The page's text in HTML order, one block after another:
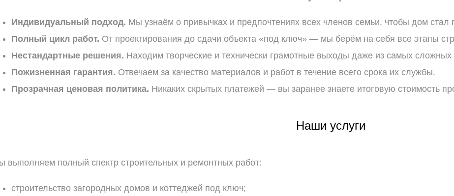
Индивидуальный подход. Мы узнаём о привычках и предпочтениях всех членов семьи, чтобы дом стал
Полный цикл работ. От проектирования до сдачи объекта «под ключ» — мы берём на себя все этапы
Нестандартные решения. Находим творческие и технически грамотные выходы даже из самых сложных
Пожизненная гарантия. Отвечаем за качество материалов и работ в течение всего срока их службы.
Прозрачная ценовая политика. Никаких скрытых платежей — вы заранее знаете итоговую стоимость
Наши услуги
выполняем полный спектр строительных и ремонтных работ:
строительство загородных домов и коттеджей под ключ;